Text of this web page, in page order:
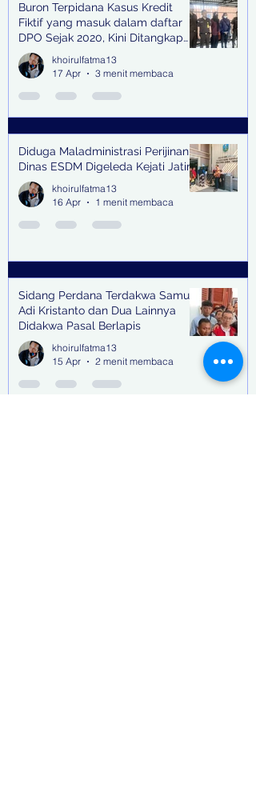
Buron Terpidana Kasus Kredit
Fiktif yang masuk dalam daftar
DPO Sejak 2020, Kini Ditangkap
Kejari Surabaya
khoirulfatma13
17 Apr
3 menit membaca
Diduga Maladministrasi Perijinan,
Dinas ESDM Digeleda Kejati Jatim
khoirulfatma13
16 Apr
1 menit membaca
Sidang Perdana Terdakwa Samuel
Adi Kristanto dan Dua Lainnya
Didakwa Pasal Berlapis
khoirulfatma13
15 Apr
2 menit membaca